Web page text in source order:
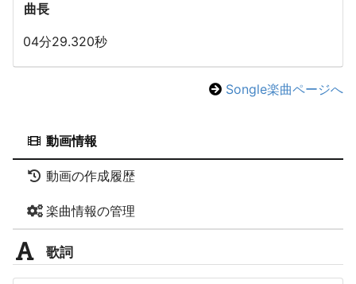
曲長
04分29.320秒
Songle楽曲ページへ
動画情報
動画の作成履歴
楽曲情報の管理
歌詞